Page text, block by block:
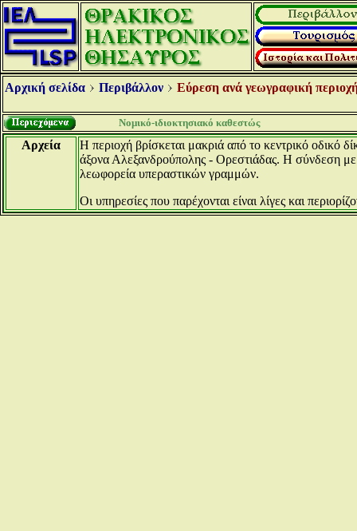
Αρχική σελίδα Περιβάλλον Εύρεση ανά γεωγραφική
Νομικό-ιδιοκτησιακό καθεστώς
Αρχεία
Η περιοχή βρίσκεται μακριά από το κεντρικό οδικό
άξονα Αλεξανδρούπολης - Ορεστιάδας. Η σύνδεση με
λεωφορεία υπεραστικών γραμμών.
Οι υπηρεσίες που παρέχονται είναι λίγες και